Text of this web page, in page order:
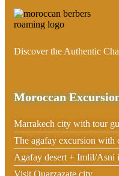
Discover the Authentic
Moroccan
Marrakech city with tour
The agafay excursion with
Agafay desert + Imlil/Asni